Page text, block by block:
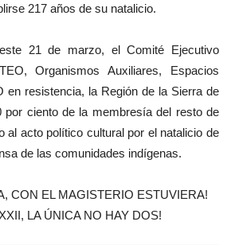
217 años de su natalicio.
21 de marzo, el Comité Ejecutivo
Organismos Auxiliares, Espacios
en resistencia, la Región de la Sierra de
ciento de la membresía del resto de
al acto político cultural por el natalicio de
de las comunidades indígenas.
CON EL MAGISTERIO ESTUVIERA!
LA ÚNICA NO HAY DOS!